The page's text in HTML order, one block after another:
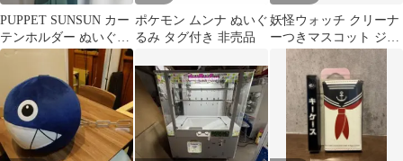
PUPPET SUNSUN カー
テンホルダー ぬいぐる
み
ポケモン ムンナ ぬいぐ
るみ タグ付き 非売品
妖怪ウォッチ クリーナ
ーつきマスコット ジバ
ニャン